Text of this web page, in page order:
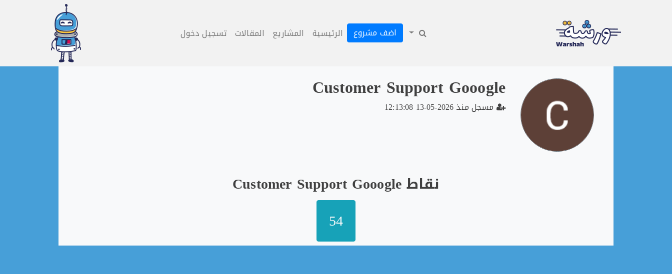
اضف مشروع الرئيسية المشاريع المقالات تسجيل دخول
Skip
Customer Support Gooogle
مسجل منذ 2026-05-13 12:13:08
نقاط Customer Support Gooogle
54